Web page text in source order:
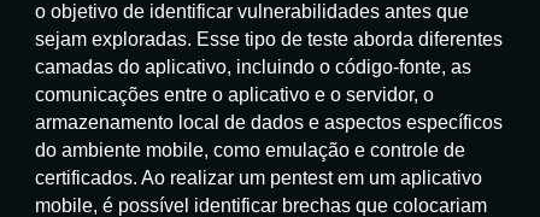
o objetivo de identificar vulnerabilidades antes que
sejam exploradas. Esse tipo de teste aborda diferentes
camadas do aplicativo, incluindo o código-fonte, as
comunicações entre o aplicativo e o servidor, o
armazenamento local de dados e aspectos específicos
do ambiente mobile, como emulação e controle de
certificados. Ao realizar um pentest em um aplicativo
mobile, é possível identificar brechas que colocariam